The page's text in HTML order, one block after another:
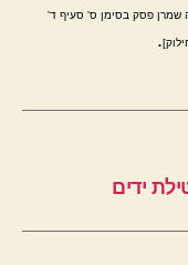
שמרן פסק בסימן ס' סעיף ד'
.
ידים